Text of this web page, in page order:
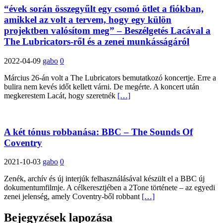
“évek során összegyűlt egy csomó ötlet a fiókban,
amikkel az volt a tervem, hogy egy külön
projektben valósítom meg” – Beszélgetés Lacával a
The Lubricators-ről és a zenei munkásságáról
2022-04-09 gabo 0
Március 26-án volt a The Lubricators bemutatkozó koncertje. Erre a
bulira nem kevés időt kellett várni. De megérte. A koncert után
megkerestem Lacát, hogy szeretnék […]
A két tónus robbanása: BBC – The Sounds Of
Coventry
2021-10-03 gabo 0
Zenék, archív és új interjúk felhasználásával készült el a BBC új
dokumentumfilmje. A célkeresztjében a 2Tone története – az egyedi
zenei jelenség, amely Coventry-ből robbant […]
Bejegyzések lapozása